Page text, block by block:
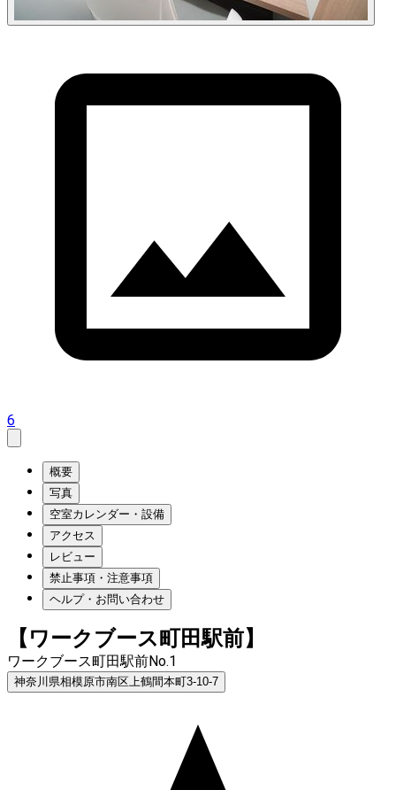
6
概要
写真
空室カレンダー・設備
アクセス
レビュー
禁止事項・注意事項
ヘルプ・お問い合わせ
【ワークブース町田駅前】
ワークブース町田駅前No.1
神奈川県相模原市南区上鶴間本町3-10-7